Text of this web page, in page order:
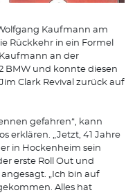
Kaufmann am
Rückkehr in ein Formel
an der
BMW und konnte diesen
Clark Revival zurück auf
gefahren“, kann
erklären. „Jetzt, 41 Jahre
in Hockenheim sein
erste Roll Out und
„Ich bin auf
Alles hat